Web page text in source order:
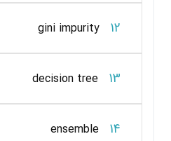
12
gini impurity
13
decision tree
14
ensemble